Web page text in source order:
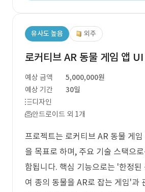
유사도 높음 외주
로커티브 AR 동물 게임 앱
예상 금액
5,000,000원
예상 기간
30일
디자인
안드로이드 외 1개
프로젝트는 로커티브 AR 동물 게
을 목표로 하며, 주요 기술 스택으
함됩니다. 핵심 기능으로는 '한정
여 종의 동물을 AR로 잡는 게임'과